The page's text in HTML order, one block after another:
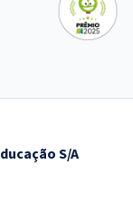
S/A